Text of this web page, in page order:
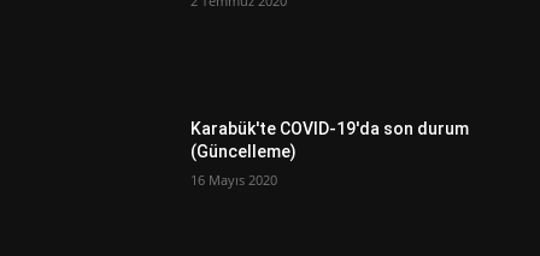
Karabük'te COVID-19'da son durum
(Güncelleme)
16 Mayıs 2020